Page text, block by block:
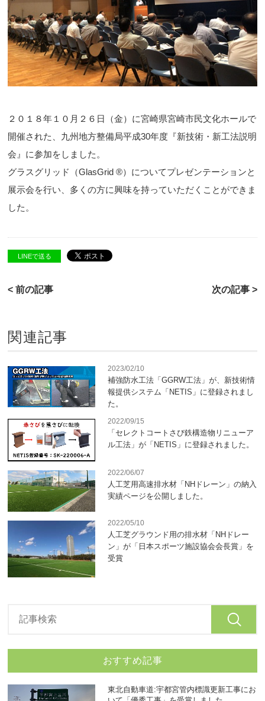
２０１８年１０月２６日（金）に宮崎県宮崎市民文化ホールで
開催された、九州地方整備局平成30年度『新技術・新工法説明
会』に参加をしました。
グラスグリッド（GlasGrid ®）についてプレゼンテーションと
展示会を行い、多くの方に興味を持っていただくことができま
した。
LINEで送る
< 前の記事 次の記事 >
関連記事
2023/02/10
補強防水工法「GGRW工法」が、新技術情
報提供システム「NETIS」に登録されまし
た。
2022/09/15
「セレクトコートさび鉄構造物リニューア
ル工法」が「NETIS」に登録されました。
2022/06/07
人工芝用高速排水材「NHドレーン」の納入
実績ページを公開しました。
2022/05/10
人工芝グラウンド用の排水材「NHドレー
ン」が「日本スポーツ施設協会会長賞」を
受賞
おすすめ記事
東北自動車道:宇都宮管内標識更新工事にお